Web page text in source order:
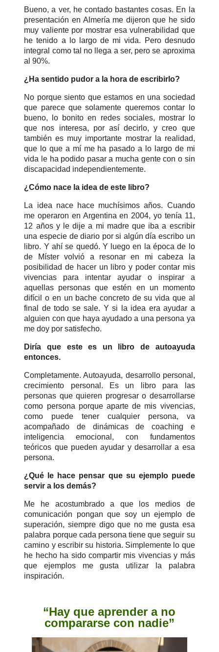
Bueno, a ver, he contado bastantes cosas. En la
presentación en Almería me dijeron que he sido
muy valiente por mostrar esa vulnerabilidad que
he tenido a lo largo de mi vida. Pero desnudo
integral como tal no llega a ser, pero se aproxima
al 90%.
¿Ha sentido pudor a la hora de escribirlo?
No porque siento que estamos en una sociedad
que parece que solamente queremos contar lo
bueno, lo bonito en redes sociales, mostrar lo
que nos interesa, por así decirlo, y creo que
también es muy importante mostrar la realidad,
que lo que a mí me ha pasado a lo largo de mi
vida le ha podido pasar a mucha gente con o sin
discapacidad independientemente.
¿Cómo nace la idea de este libro?
La idea nace hace muchísimos años. Cuando
me operaron en Argentina en 2004, yo tenía 11,
12 años y le dije a mi madre que iba a escribir
una especie de diario por si algún día escribo un
libro. Y ahí se quedó. Y luego en la época de lo
de Míster volvió a resonar en mi cabeza la
posibilidad de hacer un libro y poder contar mis
vivencias para intentar ayudar o inspirar a
aquellas personas que estén en un momento
difícil o en un bache concreto de su vida que al
final de todo se sale. Y si la idea era ayudar a
alguien con que haya ayudado a una persona ya
me doy por satisfecho.
Diría que este es un libro de autoayuda
entonces.
Completamente. Autoayuda, desarrollo personal,
crecimiento personal. Es un libro para las
personas que quieren progresar o desarrollarse
como persona porque aparte de mis vivencias,
como puede tener cualquier persona, va
acompañado de dinámicas de coaching e
inteligencia emocional, con fundamentos
teóricos que pueden ayudar y desarrollar a esa
persona.
¿Qué le hace pensar que su ejemplo puede
servir a los demás?
Me he acostumbrado a que los medios de
comunicación pongan que soy un ejemplo de
superación, siempre digo que no me gusta esa
palabra porque cada persona tiene que seguir su
camino y escribir su historia. Simplemente lo que
he hecho ha sido compartir mis vivencias y más
que ejemplos me gusta utilizar la palabra
inspiración.
“Hay que aprender a no
compararse con nadie”